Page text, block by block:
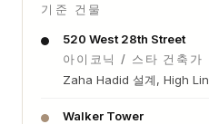
기준 건물
520 West 28th Street
아이코닉 / 스타 건축가
Zaha Hadid 설계, High
Walker Tower